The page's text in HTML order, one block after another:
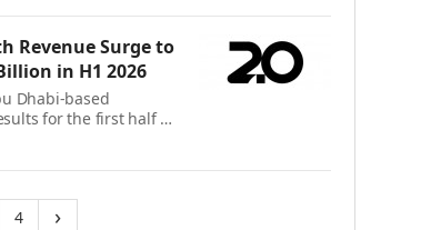
Revenue Surge to
in H1 2026
Dhabi-based
for the first half of
a Group Net
4(current)
›